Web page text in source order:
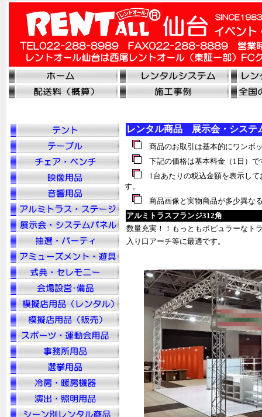
レンタル商品 展示会・システ
商品のお取引は基本的にワンボ
下記の価格は基本料金（1日）で
1台あたりの税込金額を表示して
す。
商品画像と実物商品が多少異な
アルミトラスフランジ312角
数量充実！！もっともポピュラーなト
入り口アーチ等に最適です。